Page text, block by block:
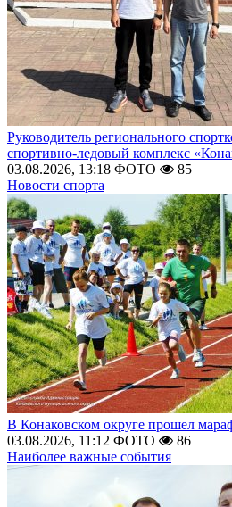
Руководитель регионального
спортивно-ледовый комплекс
03.08.2026, 13:18 ФОТО
85
Новости спорта
В Конаковском округе прошел
03.08.2026, 11:12 ФОТО
86
Наиболее важные события